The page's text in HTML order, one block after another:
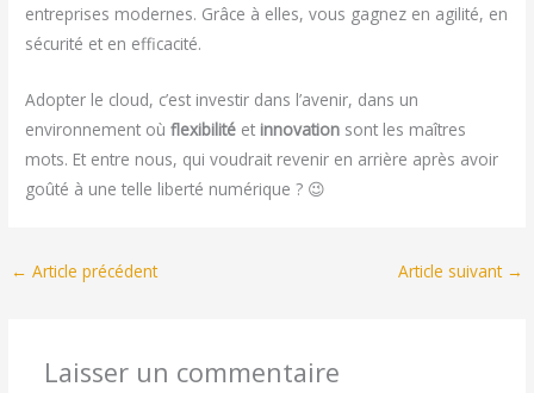
entreprises modernes. Grâce à elles, vous gagnez en agilité, en
sécurité et en efficacité.
Adopter le cloud, c’est investir dans l’avenir, dans un
environnement oùflexibilité et innovation sont les maîtres
mots. Et entre nous, qui voudrait revenir en arrière après avoir
goûté à une telle liberté numérique ? 😉
← Article précédent Article suivant →
Laisser un commentaire